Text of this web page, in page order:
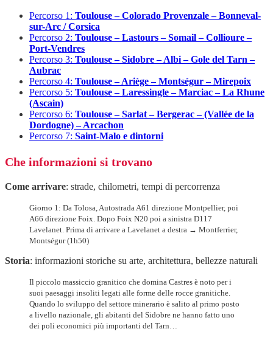
Percorso 1: Toulouse – Colorado Provenzale – Bonneval-
sur-Arc / Corsica
Percorso 2: Toulouse – Lastours – Somail – Collioure –
Port-Vendres
Percorso 3: Toulouse – Sidobre – Albi – Gole del Tarn –
Aubrac
Percorso 4: Toulouse – Ariège – Montségur – Mirepoix
Percorso 5: Toulouse – Laressingle – Marciac – La Rhune
(Ascain)
Percorso 6: Toulouse – Sarlat – Bergerac – (Vallée de la
Dordogne) – Arcachon
Percorso 7: Saint-Malo e dintorni
Che informazioni si trovano
Come arrivare: strade, chilometri, tempi di percorrenza
Giorno 1: Da Tolosa, Autostrada A61 direzione Montpellier, poi
A66 direzione Foix. Dopo Foix N20 poi a sinistra D117
Lavelanet. Prima di arrivare a Lavelanet a destra → Montferrier,
Montségur (1h50)
Storia: informazioni storiche su arte, architettura, bellezze naturali
Il piccolo massiccio granitico che domina Castres è noto per i
suoi paesaggi insoliti legati alle forme delle rocce granitiche.
Quando lo sviluppo del settore minerario è salito al primo posto
a livello nazionale, gli abitanti del Sidobre ne hanno fatto uno
dei poli economici più importanti del Tarn…